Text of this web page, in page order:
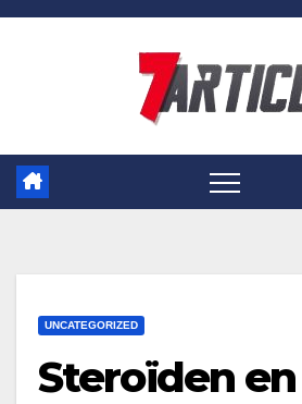
Skip
UNCATEGORIZED
Steroïden